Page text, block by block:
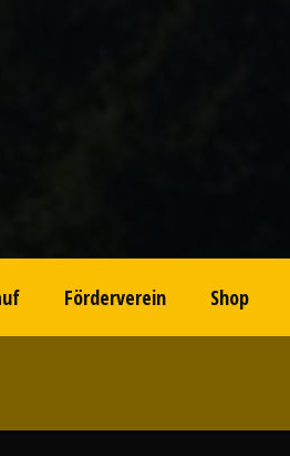
Förderverein Shop